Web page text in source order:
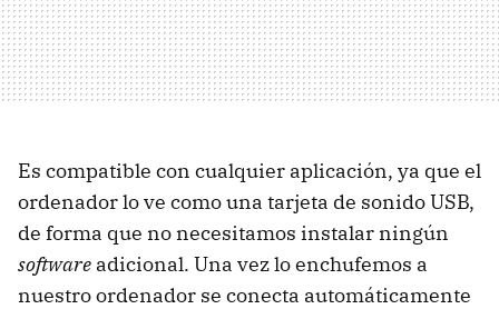
Es compatible con cualquier aplicación, ya que el
ordenador lo ve como una tarjeta de sonidoUSB,
de forma que no necesitamos instalar ningún
software adicional. Una vez lo enchufemos a
nuestro ordenador se conecta automáticamente